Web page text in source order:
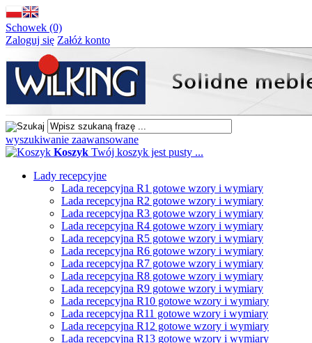
Schowek (0)
Zaloguj się Załóż konto
wyszukiwanie zaawansowane
Koszyk Twój koszyk jest pusty ...
Lady recepcyjne
Lada recepcyjna R1 gotowe wzory i wymiary
Lada recepcyjna R2 gotowe wzory i wymiary
Lada recepcyjna R3 gotowe wzory i wymiary
Lada recepcyjna R4 gotowe wzory i wymiary
Lada recepcyjna R5 gotowe wzory i wymiary
Lada recepcyjna R6 gotowe wzory i wymiary
Lada recepcyjna R7 gotowe wzory i wymiary
Lada recepcyjna R8 gotowe wzory i wymiary
Lada recepcyjna R9 gotowe wzory i wymiary
Lada recepcyjna R10 gotowe wzory i wymiary
Lada recepcyjna R11 gotowe wzory i wymiary
Lada recepcyjna R12 gotowe wzory i wymiary
Lada recepcyjna R13 gotowe wzory i wymiary